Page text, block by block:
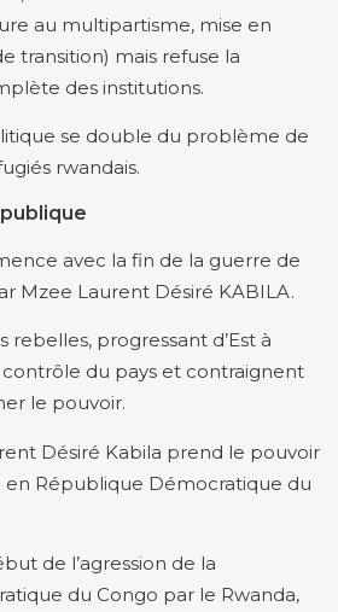
au multipartisme, mise en
transition) mais refuse la
des institutions.
se double du problème de
rwandais.
avec la fin de la guerre de
Mzee Laurent Désiré KABILA.
rebelles, progressant d’Est à
contrôle du pays et contraignent
le pouvoir.
Désiré Kabila prend le pouvoir
en République Démocratique du
de l’agression de la
du Congo par le Rwanda,